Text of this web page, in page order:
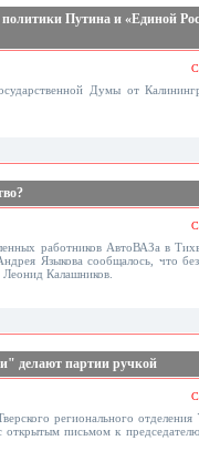
Путина и «Единой
Думы от
работников АвтоВАЗа в
Языкова сообщалось, что
Калашников.
делают партии ручкой
регионального
письмом к